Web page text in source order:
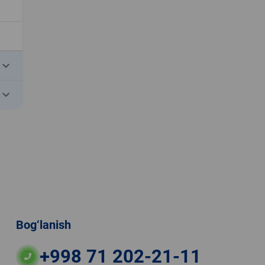
keyboard_arrow_down
keyboard_arrow_down
Bog‘lanish
+998 71 202-21-11